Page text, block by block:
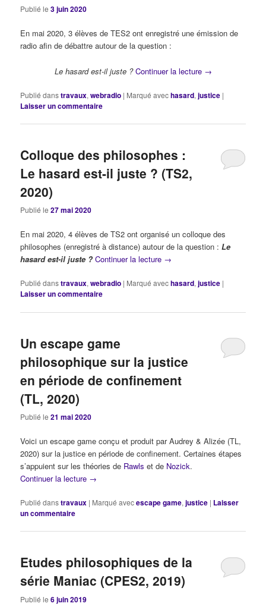
Publié le3 juin 2020
En mai 2020, 3 élèves de TES2 ont enregistré une émission de
radio afin de débattre autour de la question :
Le hasard est-il juste ? Continuer la lecture →
Publié danstravaux,webradio | Marqué avechasard,justice |
Laisser un commentaire
Colloque des philosophes :
Le hasard est-il juste ? (TS2,
2020)
Publié le27 mai 2020
En mai 2020, 4 élèves de TS2 ont organisé un colloque des
philosophes (enregistré à distance) autour de la question :Le
hasard est-il juste ? Continuer la lecture →
Publié danstravaux,webradio | Marqué avechasard,justice |
Laisser un commentaire
Un escape game
philosophique sur la justice
en période de confinement
(TL, 2020)
Publié le21 mai 2020
Voici un escape game conçu et produit par Audrey & Alizée (TL,
2020) sur la justice en période de confinement. Certaines étapes
s’appuient sur les théories de Rawls et de Nozick.
Continuer la lecture →
Publié danstravaux | Marqué avecescape game,justice | Laisser
un commentaire
Etudes philosophiques de la
série Maniac (CPES2, 2019)
Publié le6 juin 2019